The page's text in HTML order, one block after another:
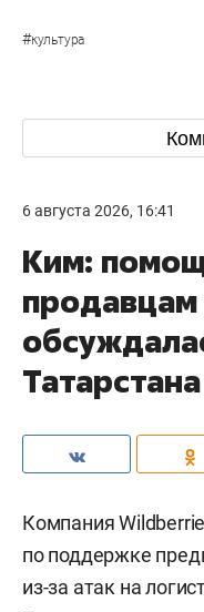
#культура
6 августа 2026, 16:41
Ким:
Татарстана
Компания
по поддержке
из-за атак на